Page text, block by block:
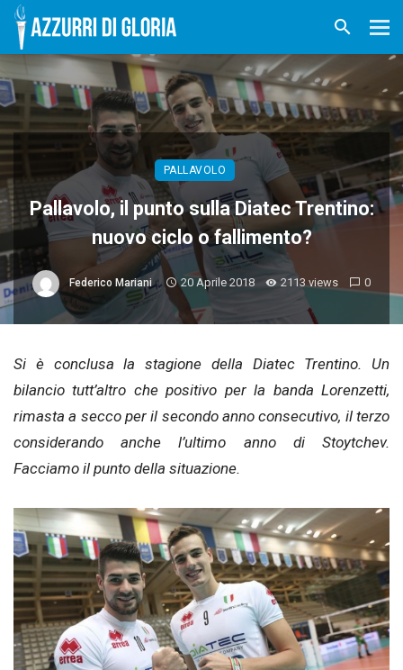
PALLAVOLO
Pallavolo, il punto sulla Diatec Trentino:
nuovo ciclo o fallimento?
Federico Mariani 20 Aprile 2018 2113 views 0
Si è conclusa la stagione della Diatec Trentino. Un
bilancio tutt’altro che positivo per la banda Lorenzetti,
rimasta a secco per il secondo anno consecutivo, il terzo
considerando anche l’ultimo anno di Stoytchev.
Facciamo il punto della situazione.